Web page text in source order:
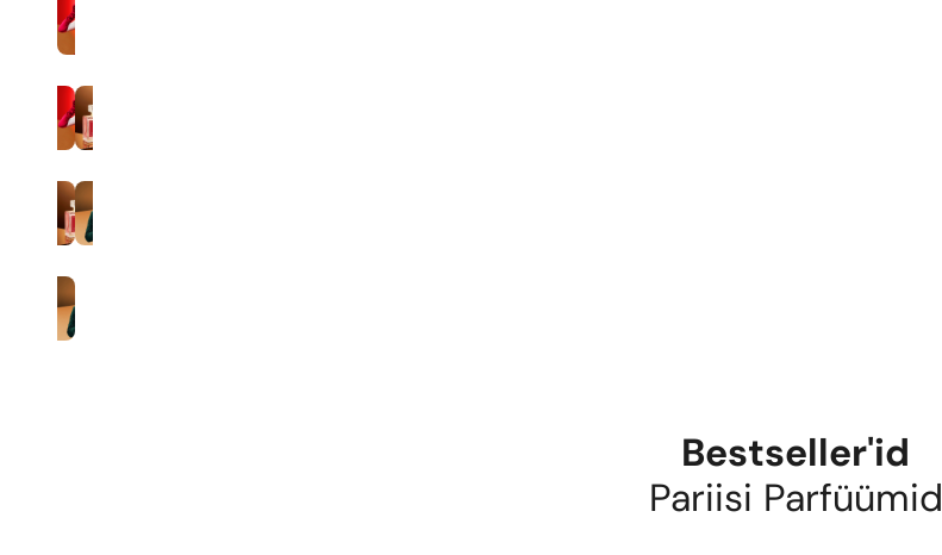
Naised
35% lõhnaaine kontsentratsioon
Mehed
Bestseller'id
Pariisi Parfüümid